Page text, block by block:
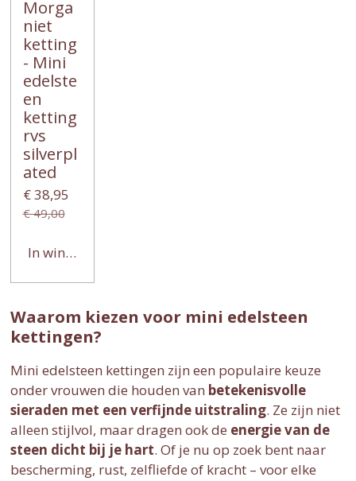
Morga
niet
ketting
- Mini
edelste
en
ketting
rvs
silverpl
ated
€ 38,95
€ 49,00
In winkelwagen
Waarom kiezen voor mini edelsteen
kettingen?
Mini edelsteen kettingen zijn een populaire keuze
onder vrouwen die houden van betekenisvolle
sieraden met een verfijnde uitstraling. Ze zijn niet
alleen stijlvol, maar dragen ook de energie van de
steen dicht bij je hart. Of je nu op zoek bent naar
bescherming, rust, zelfliefde of kracht – voor elke